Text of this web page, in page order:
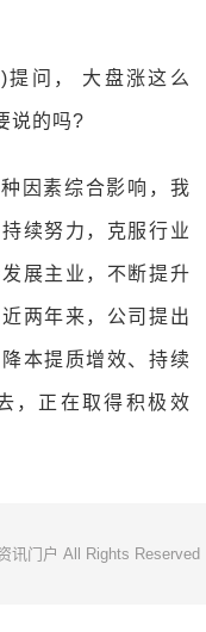
提问， 大盘涨这么
说的吗?
因素综合影响，我
续努力，克服行业
展主业，不断提升
两年来，公司提出
本提质增效、持续
，正在取得积极效
讯门户 All Rights Reserved